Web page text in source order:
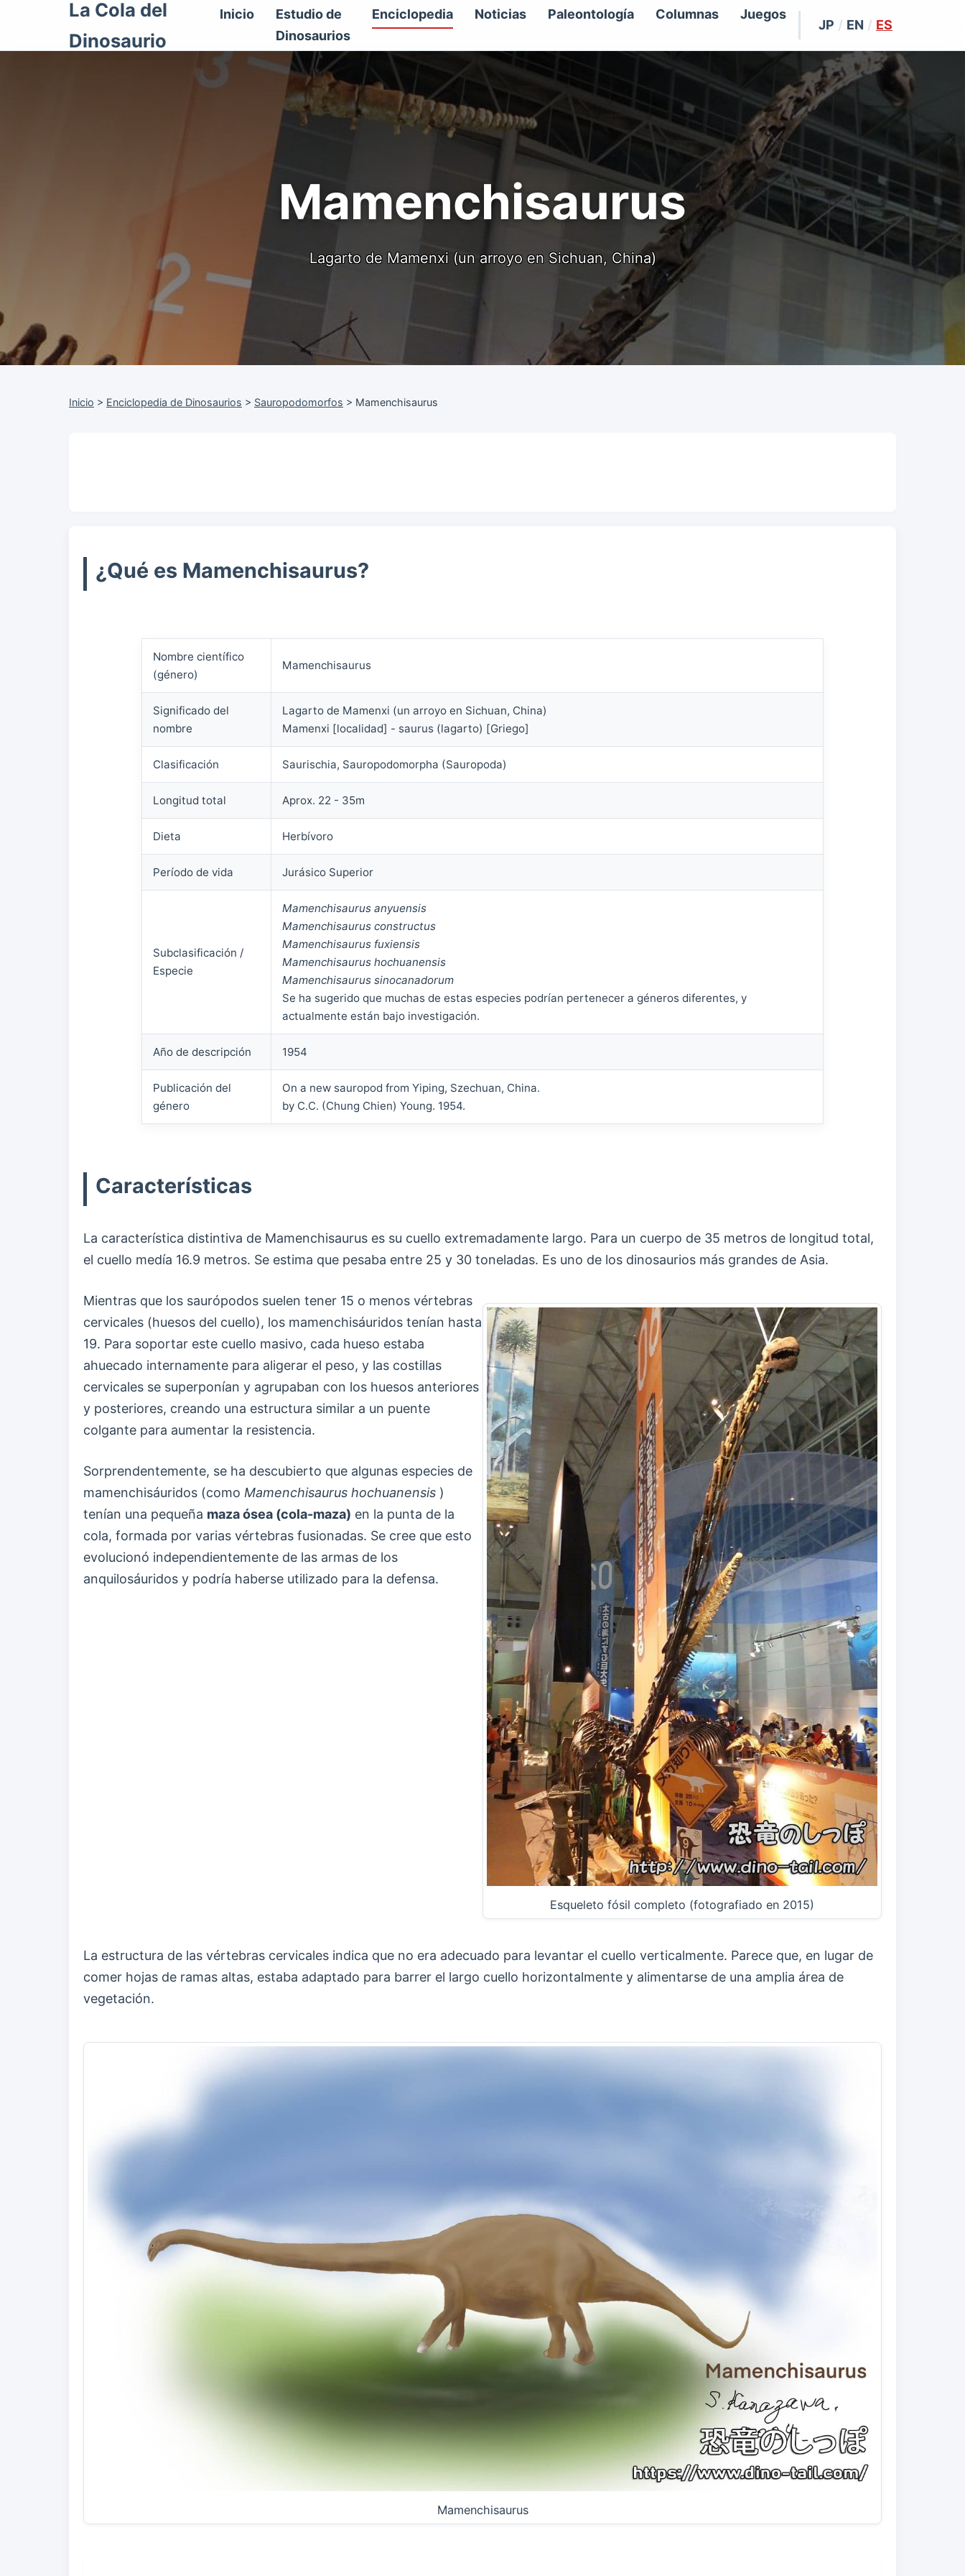
La Cola del
Dinosaurio
Inicio
Estudio de
Dinosaurios
Enciclopedia Noticias Paleontología Columnas Juegos
JP / EN / ES
Mamenchisaurus
Lagarto de Mamenxi (un arroyo en Sichuan, China)
Inicio > Enciclopedia de Dinosaurios > Sauropodomorfos > Mamenchisaurus
¿Qué es Mamenchisaurus?
Nombre científico
(género)
Mamenchisaurus
Significado del
nombre
Lagarto de Mamenxi (un arroyo en Sichuan, China)
Mamenxi [localidad] - saurus (lagarto) [Griego]
Clasificación Saurischia, Sauropodomorpha (Sauropoda)
Longitud total Aprox. 22 - 35m
Dieta Herbívoro
Período de vida Jurásico Superior
Subclasificación /
Especie
Mamenchisaurus anyuensis
Mamenchisaurus constructus
Mamenchisaurus fuxiensis
Mamenchisaurus hochuanensis
Mamenchisaurus sinocanadorum
Se ha sugerido que muchas de estas especies podrían pertenecer a géneros diferentes, y
actualmente están bajo investigación.
Año de descripción 1954
Publicación del
género
On a new sauropod from Yiping, Szechuan, China.
by C.C. (Chung Chien) Young. 1954.
Características
La característica distintiva de Mamenchisaurus es su cuello extremadamente largo. Para un cuerpo de 35 metros de longitud total,
el cuello medía 16.9 metros. Se estima que pesaba entre 25 y 30 toneladas. Es uno de los dinosaurios más grandes de Asia.
Esqueleto fósil completo (fotografiado en 2015)
Mientras que los saurópodos suelen tener 15 o menos vértebras
cervicales (huesos del cuello), los mamenchisáuridos tenían hasta
19. Para soportar este cuello masivo, cada hueso estaba
ahuecado internamente para aligerar el peso, y las costillas
cervicales se superponían y agrupaban con los huesos anteriores
y posteriores, creando una estructura similar a un puente
colgante para aumentar la resistencia.
Sorprendentemente, se ha descubierto que algunas especies de
mamenchisáuridos (como Mamenchisaurus hochuanensis )
tenían una pequeña maza ósea (cola-maza) en la punta de la
cola, formada por varias vértebras fusionadas. Se cree que esto
evolucionó independientemente de las armas de los
anquilosáuridos y podría haberse utilizado para la defensa.
La estructura de las vértebras cervicales indica que no era adecuado para levantar el cuello verticalmente. Parece que, en lugar de
comer hojas de ramas altas, estaba adaptado para barrer el largo cuello horizontalmente y alimentarse de una amplia área de
vegetación.
Mamenchisaurus